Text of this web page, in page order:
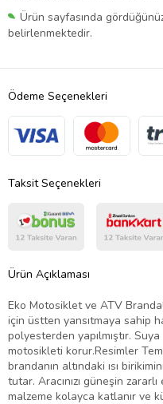
Ürün sayfasında
belirlenmektedir.
Ödeme Seçenekleri
Taksit Seçenekleri
Ürün Açıklaması
Eko Motosiklet ve ATV
için üstten yansıtmaya sahip
polyesterden yapılmıştır. Suya
motosikleti korur.Resimler
brandanın altındaki ısı
tutar. Aracınızı güneşin
malzeme kolayca katlanır ve